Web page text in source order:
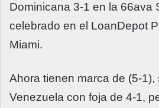
Dominicana 3-1 en la 66ava
celebrado en el LoanDepot
Miami.
Ahora tienen marca de (5-1),
Venezuela con foja de 4-1,